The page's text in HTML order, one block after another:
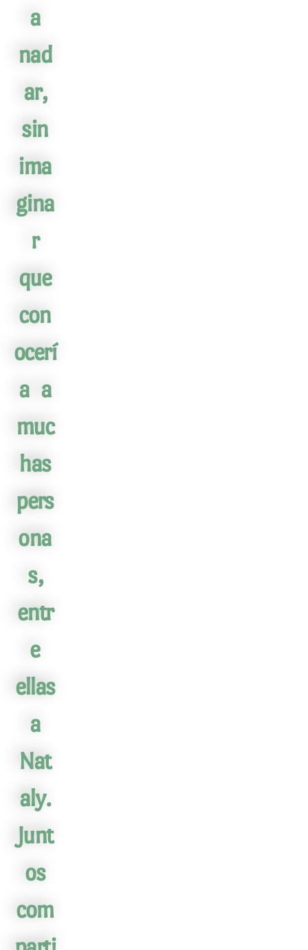
a
nad
ar,
sin
ima
gina
r
que
con
ocerí
a a
muc
has
pers
ona
s,
entr
e
ellas
a
Nat
aly.
Junt
os
com